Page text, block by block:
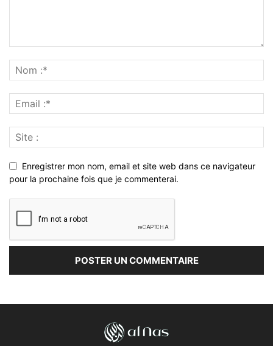
Enregistrer mon nom, email et site web dans ce navigateur
pour la prochaine fois que je commenterai.